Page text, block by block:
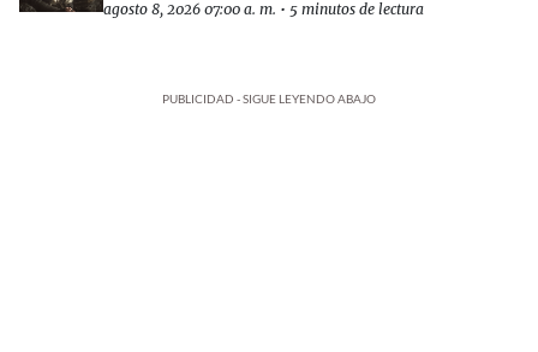
agosto 8, 2026 07:00 a. m. • 5 minutos de lectura
PUBLICIDAD - SIGUE LEYENDO ABAJO